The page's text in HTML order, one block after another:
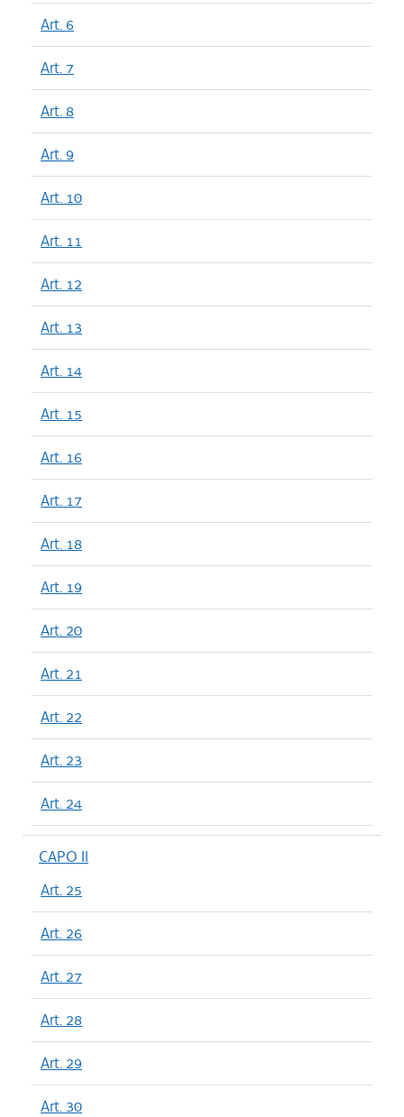
Art. 6
Art. 7
Art. 8
Art. 9
Art. 10
Art. 11
Art. 12
Art. 13
Art. 14
Art. 15
Art. 16
Art. 17
Art. 18
Art. 19
Art. 20
Art. 21
Art. 22
Art. 23
Art. 24
CAPO II
Art. 25
Art. 26
Art. 27
Art. 28
Art. 29
Art. 30